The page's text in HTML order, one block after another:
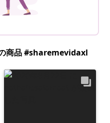
商品 #sharemevidaxl